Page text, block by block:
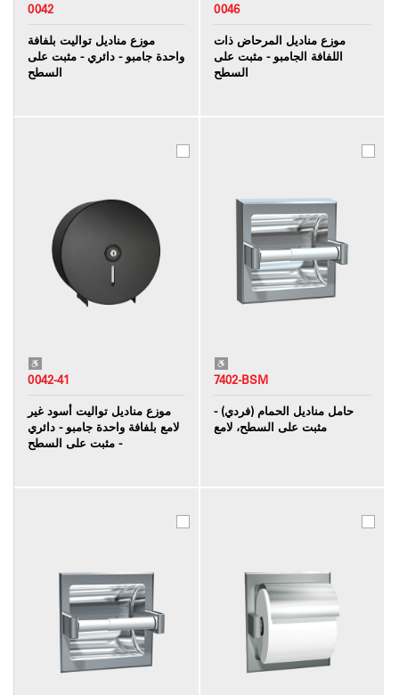
0042
موزع مناديل تواليت بلفافة
واحدة جامبو - دائري - مثبت على
السطح
0046
موزع مناديل المرحاض ذات
اللفافة الجامبو - مثبت على
السطح
0042-41
موزع مناديل تواليت أسود غير
لامع بلفافة واحدة جامبو - دائري
- مثبت على السطح
7402-BSM
حامل مناديل الحمام (فردي) -
مثبت على السطح، لامع